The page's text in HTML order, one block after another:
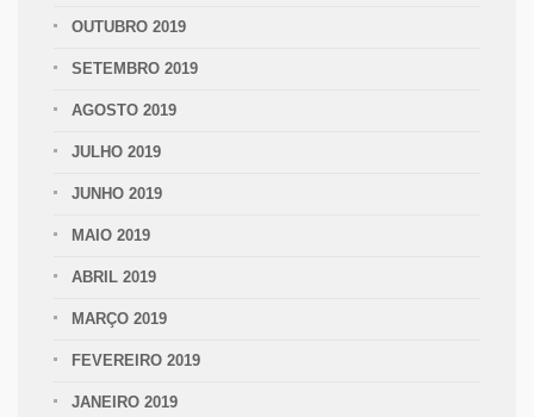
OUTUBRO 2019
SETEMBRO 2019
AGOSTO 2019
JULHO 2019
JUNHO 2019
MAIO 2019
ABRIL 2019
MARÇO 2019
FEVEREIRO 2019
JANEIRO 2019